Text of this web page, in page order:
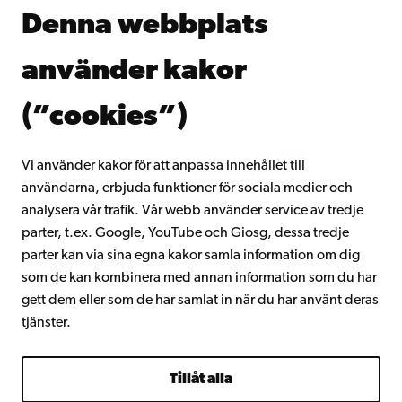
Denna webbplats
använder kakor
(”cookies”)
Vi använder kakor för att anpassa innehållet till
användarna, erbjuda funktioner för sociala medier och
analysera vår trafik. Vår webb använder service av tredje
parter, t.ex. Google, YouTube och Giosg, dessa tredje
parter kan via sina egna kakor samla information om dig
som de kan kombinera med annan information som du har
gett dem eller som de har samlat in när du har använt deras
tjänster.
Tillåt alla
Kontinuerligt lärande
Gå med i Åbo Akademis alumnnätverk
Intranätet
Facebook InstagramYouTube LinkedIn Blog Snapchat